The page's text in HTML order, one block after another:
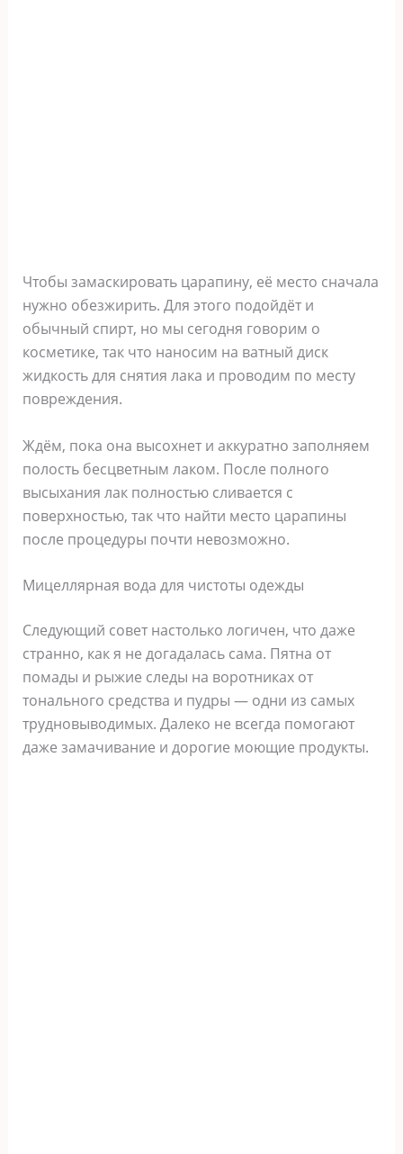
Чтобы замаскировать царапину, её место сначала
нужно обезжирить. Для этого подойдёт и
обычный спирт, но мы сегодня говорим о
косметике, так что наносим на ватный диск
жидкость для снятия лака и проводим по месту
повреждения.
Ждём, пока она высохнет и аккуратно заполняем
полость бесцветным лаком. После полного
высыхания лак полностью сливается с
поверхностью, так что найти место царапины
после процедуры почти невозможно.
Мицеллярная вода для чистоты одежды
Следующий совет настолько логичен, что даже
странно, как я не догадалась сама. Пятна от
помады и рыжие следы на воротниках от
тонального средства и пудры — одни из самых
трудновыводимых. Далеко не всегда помогают
даже замачивание и дорогие моющие продукты.